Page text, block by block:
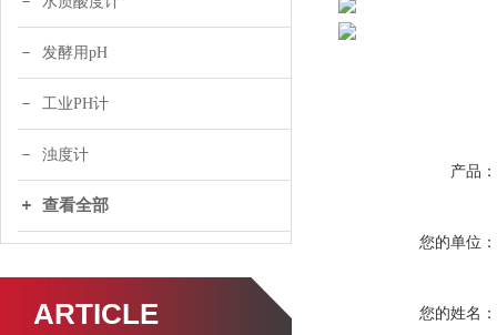
发酵用pH
工业PH计
浊度计
查看全部
ARTICLE
产品：
您的单位：
您的姓名：